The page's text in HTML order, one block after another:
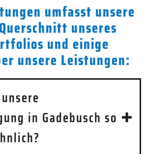
umfasst unsere
unseres
und einige
unsere Leistungen:
in Gadebusch so